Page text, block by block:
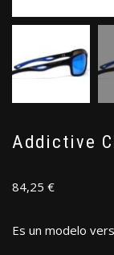
Addictive
84,25 €
Es un modelo